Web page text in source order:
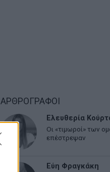
ΑΡΘΡΟΓΡΑΦΟΙ
Ελευθερία
Οι «τιμωροί» των
επέστρεψαν
Εύη Φραγκάκη